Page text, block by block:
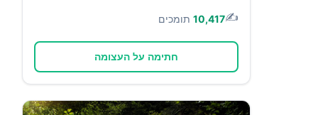
✍️
10,417 תומכים
חתימה על העצומה